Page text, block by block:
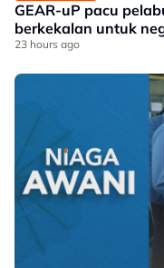
GEAR-uP pacu
berkekalan untuk
23 hours ago